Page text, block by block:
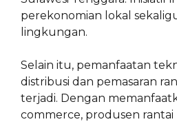
perekonomian lokal
lingkungan.
Selain itu, pemanfaatan
distribusi dan pemasaran
terjadi. Dengan
commerce, produsen rantai